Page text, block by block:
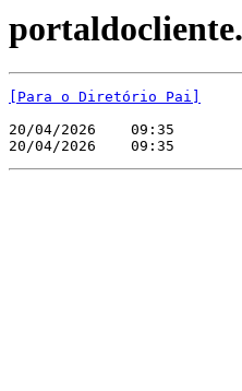
[Para o Diretório Pai]
20/04/2026    09:35
20/04/2026    09:35